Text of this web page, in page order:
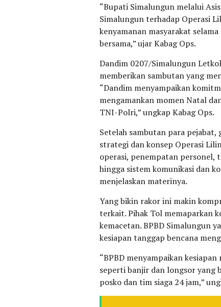
“Bupati Simalungun melalui
Simalungun terhadap Operasi
kenyamanan masyarakat
bersama,” ujar Kabag Ops.
Dandim 0207/Simalungun
memberikan sambutan yang
“Dandim menyampaikan
mengamankan momen Natal
TNI-Polri,” ungkap Kabag Ops.
Setelah sambutan para
strategi dan konsep Operasi
operasi, penempatan personel,
hingga sistem komunikasi dan
menjelaskan materinya.
Yang bikin rakor ini makin
terkait. Pihak Tol memaparkan
kemacetan. BPBD Simalungun
kesiapan tanggap bencana
“BPBD menyampaikan
seperti banjir dan longsor yang
posko dan tim siaga 24 jam,”